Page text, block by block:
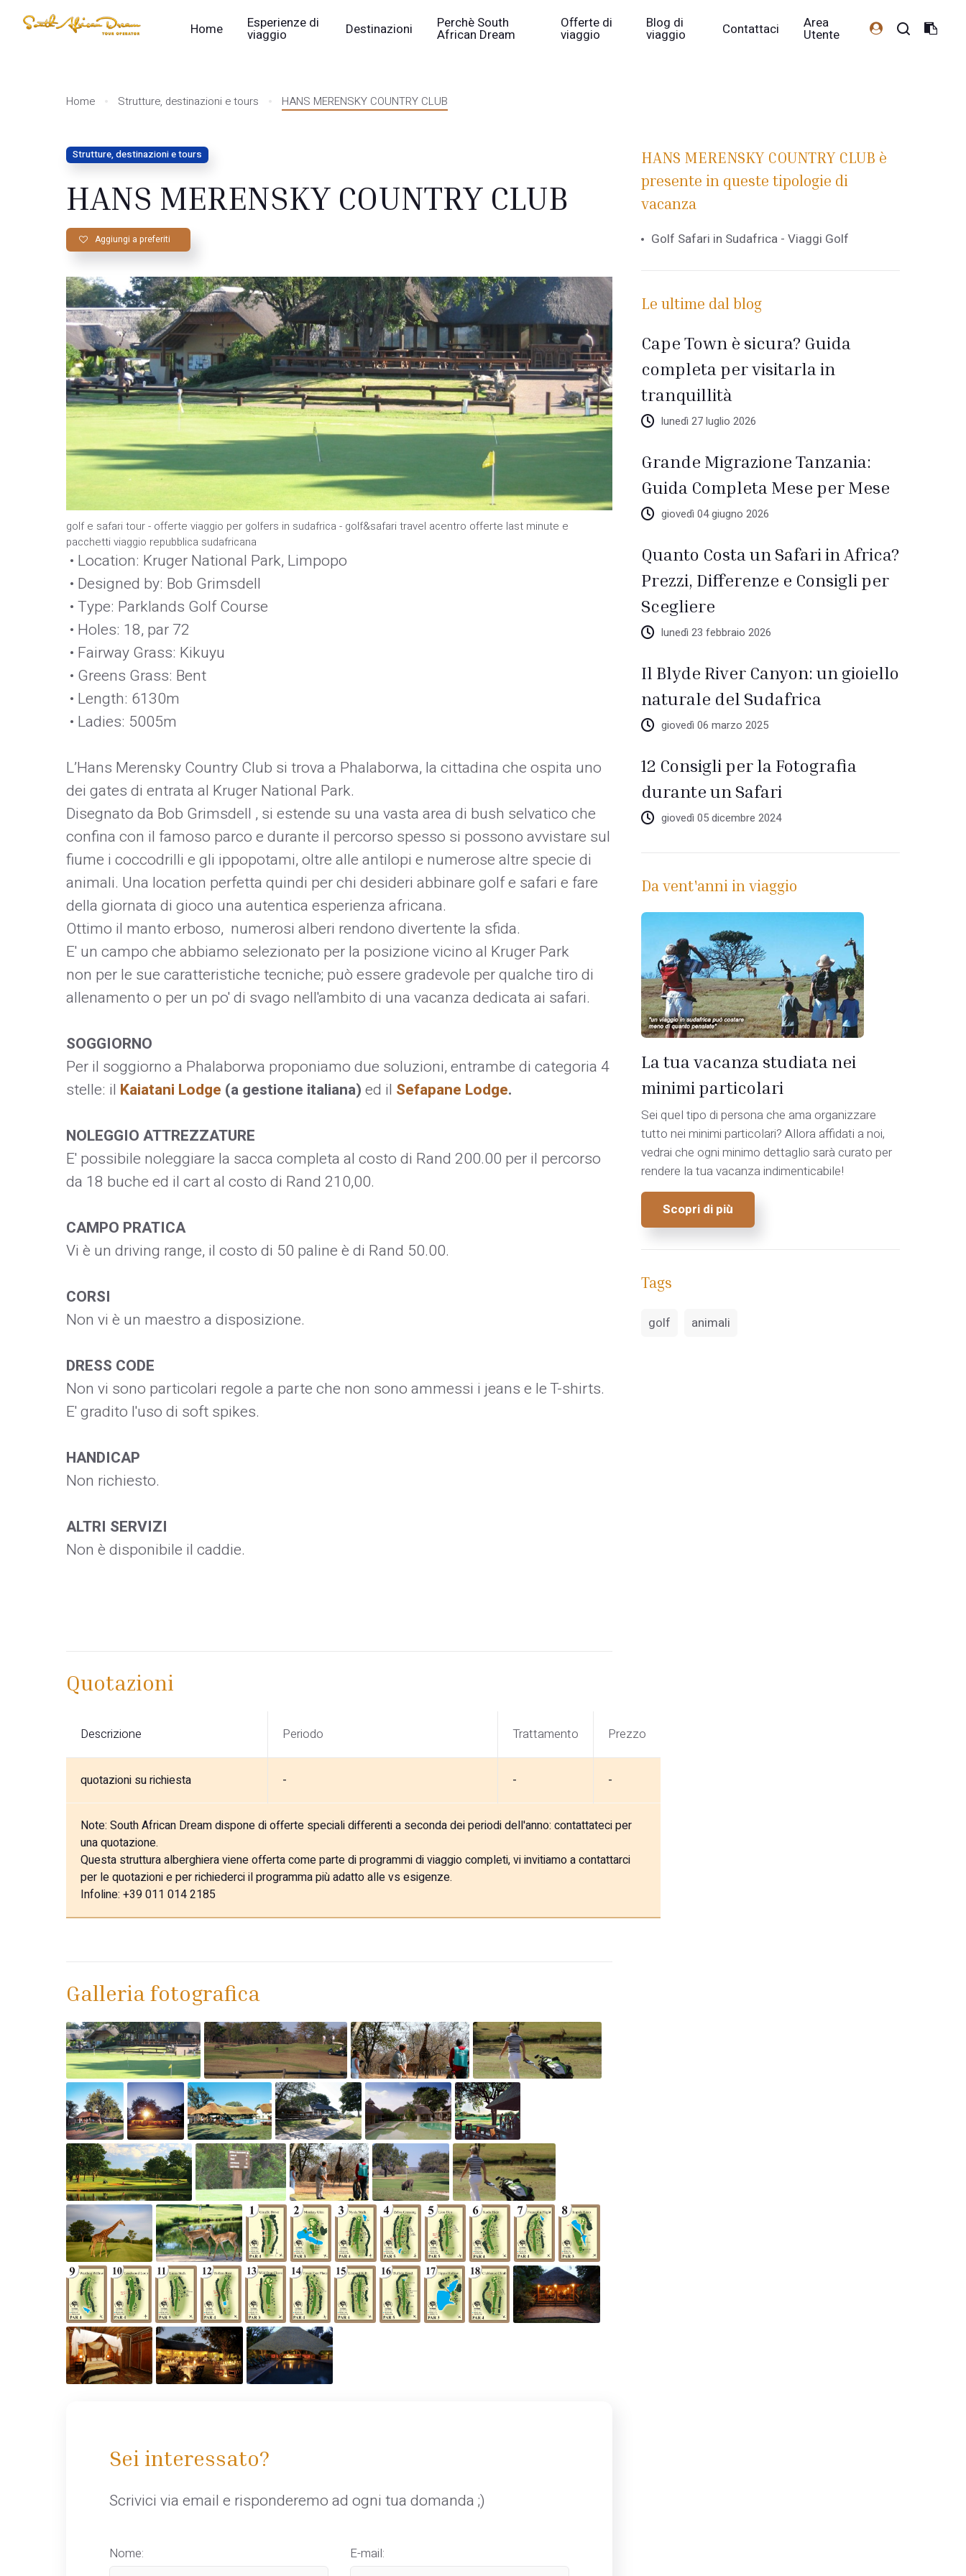
Home Esperienze di
viaggio Destinazioni Perchè South
African Dream
Offerte di
viaggio
Blog di
viaggio Contattaci Area
Utente
Home Strutture, destinazioni e tours HANS MERENSKY COUNTRY CLUB
Strutture, destinazioni e tours
HANS MERENSKY COUNTRY CLUB
Aggiungi a preferiti
golf e safari tour - offerte viaggio per golfers in sudafrica - golf&safari travel acentro offerte last minute e
pacchetti viaggio repubblica sudafricana
• Location: Kruger National Park, Limpopo
• Designed by: Bob Grimsdell
• Type: Parklands Golf Course
• Holes: 18, par 72
• Fairway Grass: Kikuyu
• Greens Grass: Bent
• Length: 6130m
• Ladies: 5005m
L’Hans Merensky Country Club si trova a Phalaborwa, la cittadina che ospita uno
dei gates di entrata al Kruger National Park.
Disegnato da Bob Grimsdell , si estende su una vasta area di bush selvatico che
confina con il famoso parco e durante il percorso spesso si possono avvistare sul
fiume i coccodrilli e gli ippopotami, oltre alle antilopi e numerose altre specie di
animali. Una location perfetta quindi per chi desideri abbinare golf e safari e fare
della giornata di gioco una autentica esperienza africana.
Ottimo il manto erboso, numerosi alberi rendono divertente la sfida.
E' un campo che abbiamo selezionato per la posizione vicino al Kruger Park
non per le sue caratteristiche tecniche; può essere gradevole per qualche tiro di
allenamento o per un po' di svago nell'ambito di una vacanza dedicata ai safari.
SOGGIORNO
Per il soggiorno a Phalaborwa proponiamo due soluzioni, entrambe di categoria 4
stelle: il Kaiatani Lodge (a gestione italiana)ed il Sefapane Lodge.
NOLEGGIO ATTREZZATURE
E' possibile noleggiare la sacca completa al costo di Rand 200.00 per il percorso
da 18 buche ed il cart al costo di Rand 210,00.
CAMPO PRATICA
Vi è un driving range, il costo di 50 paline è di Rand 50.00.
CORSI
Non vi è un maestro a disposizione.
DRESS CODE
Non vi sono particolari regole a parte che non sono ammessi i jeans e le T-shirts.
E' gradito l'uso di soft spikes.
HANDICAP
Non richiesto.
ALTRI SERVIZI
Non è disponibile il caddie.
Quotazioni
Descrizione Periodo Trattamento Prezzo
quotazioni su richiesta - - -
Note: South African Dream dispone di offerte speciali differenti a seconda dei periodi dell'anno: contattateci per
una quotazione.
Questa struttura alberghiera viene offerta come parte di programmi di viaggio completi, vi invitiamo a contattarci
per le quotazioni e per richiederci il programma più adatto alle vs esigenze.
Infoline: +39 011 014 2185
Galleria fotografica
Sei interessato?
Scrivici via email e risponderemo ad ogni tua domanda ;)
Nome: E-mail:
HANS MERENSKY COUNTRY CLUB è
presente in queste tipologie di
vacanza
Golf Safari in Sudafrica - Viaggi Golf
Le ultime dal blog
Cape Town è sicura? Guida
completa per visitarla in
tranquillità
lunedì 27 luglio 2026
Grande Migrazione Tanzania:
Guida Completa Mese per Mese
giovedì 04 giugno 2026
Quanto Costa un Safari in Africa?
Prezzi, Differenze e Consigli per
Scegliere
lunedì 23 febbraio 2026
Il Blyde River Canyon: un gioiello
naturale del Sudafrica
giovedì 06 marzo 2025
12 Consigli per la Fotografia
durante un Safari
giovedì 05 dicembre 2024
Da vent'anni in viaggio
La tua vacanza studiata nei
minimi particolari
Sei quel tipo di persona che ama organizzare
tutto nei minimi particolari? Allora affidati a noi,
vedrai che ogni minimo dettaglio sarà curato per
rendere la tua vacanza indimenticabile!
Scopri di più
Tags
golf animali